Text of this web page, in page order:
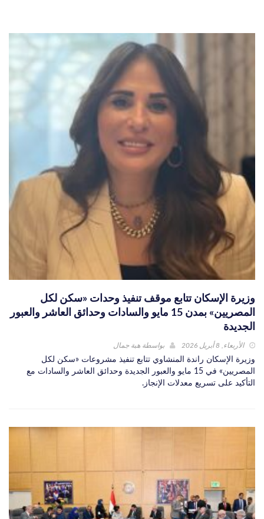
وزيرة الإسكان تتابع موقف تنفيذ وحدات «سكن لكل
المصريين» بمدن 15 مايو والسادات وحدائق العاشر والعبور
الجديدة
الأربعاء, 8 أبريل 2026 بواسطة هبة جمال
وزيرة الإسكان راندة المنشاوي تتابع تنفيذ مشروعات «سكن لكل
المصريين» في 15 مايو والعبور الجديدة وحدائق العاشر والسادات مع
التأكيد على تسريع معدلات الإنجاز.